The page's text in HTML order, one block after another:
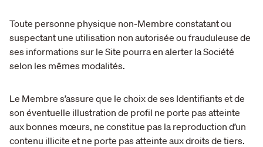
Toute personne physique non-Membre constatant ou
suspectant une utilisation non autorisée ou frauduleuse de
ses informations sur le Site pourra en alerter la Société
selon les mêmes modalités.
Le Membre s’assure que le choix de ses Identifiants et de
son éventuelle illustration de profil ne porte pas atteinte
aux bonnes mœurs, ne constitue pas la reproduction d’un
contenu illicite et ne porte pas atteinte aux droits de tiers.